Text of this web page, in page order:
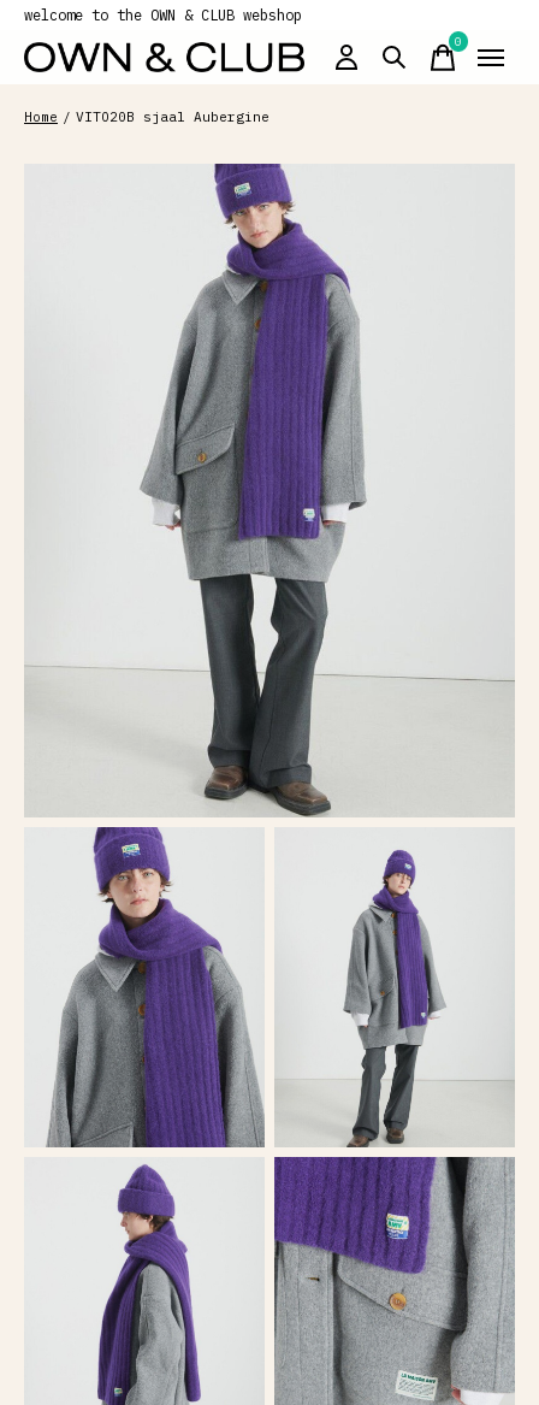
welcome to the OWN & CLUB webshop
0items
Home / VITO20B sjaal Aubergine